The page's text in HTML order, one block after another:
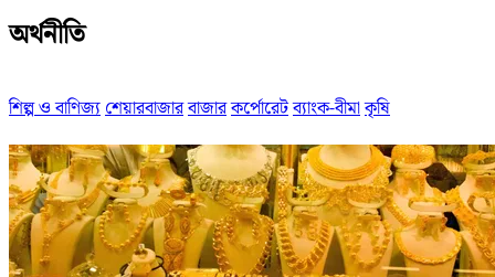
অর্থনীতি
শিল্প ও বাণিজ্যশেয়ারবাজারবাজারকর্পোরেটব্যাংক-বীমাকৃষি